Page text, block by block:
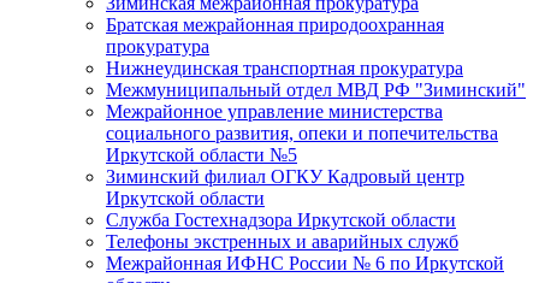
Братская межрайонная природоохранная
прокуратура
Нижнеудинская транспортная прокуратура
Межмуниципальный отдел МВД РФ "Зиминский"
Межрайонное управление министерства
социального развития, опеки и попечительства
Иркутской области №5
Зиминский филиал ОГКУ Кадровый центр
Иркутской области
Служба Гостехнадзора Иркутской области
Телефоны экстренных и аварийных служб
Межрайонная ИФНС России № 6 по Иркутской